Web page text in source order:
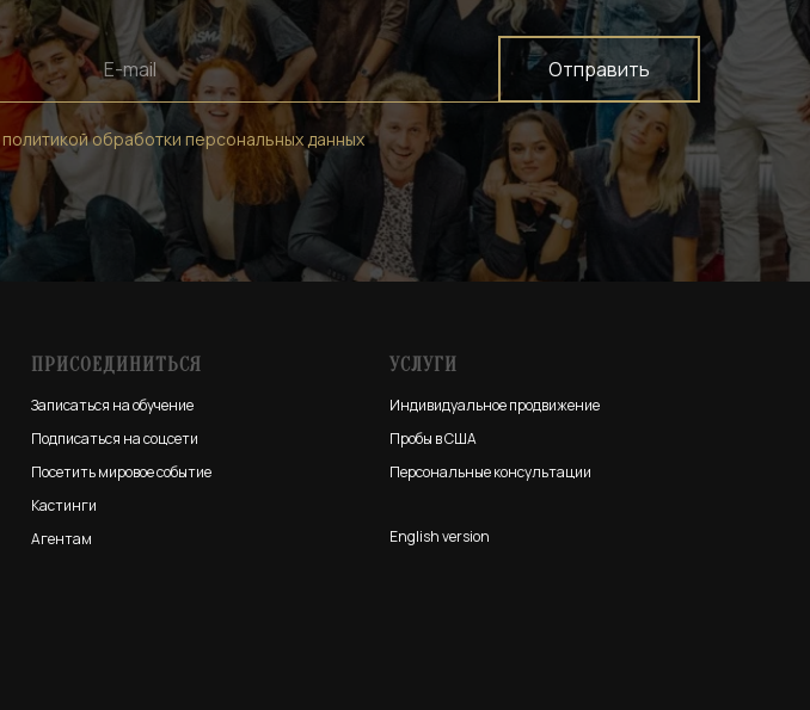
Отправить
политикой обработки персональных данных
ПРИСОЕДИНИТЬСЯ
Записаться на обучение
Подписаться на соцсети
Посетить мировое событие
Кастинги
Агентам
УСЛУГИ
Индивидуальное продвижение
Пробы в США
Персональные консультации
English version